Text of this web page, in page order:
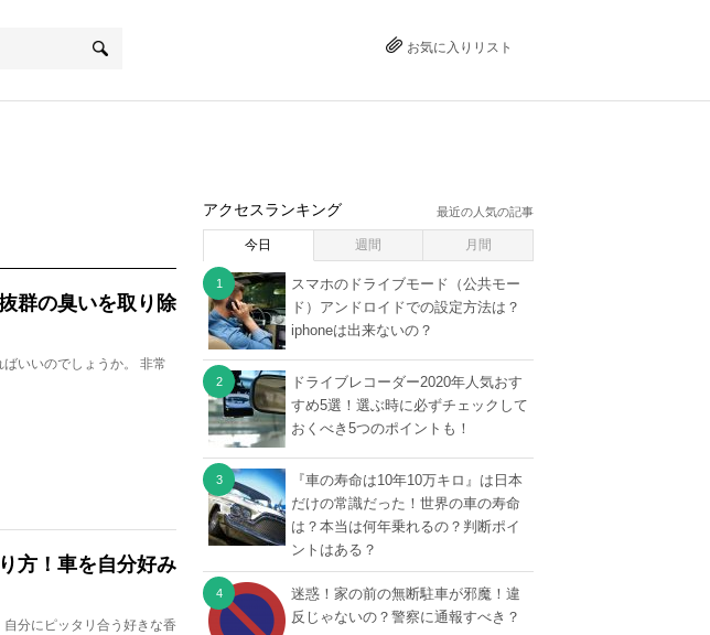
お気に入りリスト
群の臭いを取り除
いいのでしょうか。 非常
方！車を自分好み
分にピッタリ合う好きな香
アクセスランキング 最近の人気の記事
今日 週間 月間
スマホのドライブモード（公共モー
ド）アンドロイドでの設定方法は？
iphoneは出来ないの？
ドライブレコーダー2020年人気おす
すめ5選！選ぶ時に必ずチェックして
おくべき5つのポイントも！
『車の寿命は10年10万キロ』は日本
だけの常識だった！世界の車の寿命
は？本当は何年乗れるの？判断ポイ
ントはある？
迷惑！家の前の無断駐車が邪魔！違
反じゃないの？警察に通報すべき？